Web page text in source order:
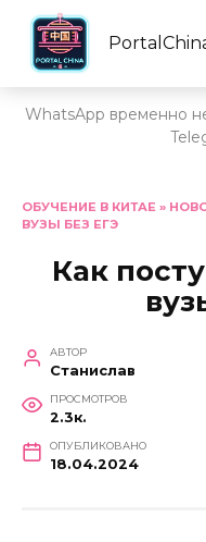
WhatsApp временно
содержанию
ОБУЧЕНИЕ В КИТАЕ »
ВУЗЫ БЕЗ ЕГЭ
Как
АВТОР
Станислав
ПРОСМОТРОВ
2.3к.
ОПУБЛИКОВАНО
18.04.2024